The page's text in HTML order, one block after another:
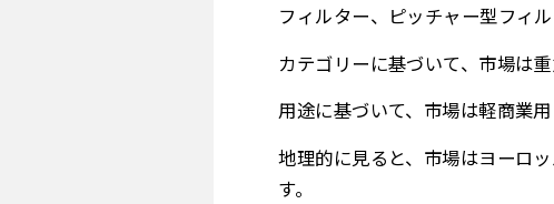
フィルター、ピッチャー型フィ
カテゴリーに基づいて、市場は
用途に基づいて、市場は軽商業
地理的に見ると、市場はヨーロ
す。